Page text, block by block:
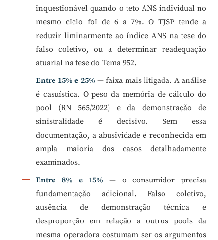
inquestionável quando o teto ANS individual no
mesmo ciclo foi de 6 a 7%. O TJSP tende a
reduzir liminarmente ao índice ANS na tese do
falso coletivo, ou a determinar readequação
atuarial na tese do Tema 952.
Entre 15% e 25% — faixa mais litigada. A análise
é casuística. O peso da memória de cálculo do
pool (RN 565/2022) e da demonstração de
sinistralidade é decisivo. Sem essa
documentação, a abusividade é reconhecida em
ampla maioria dos casos detalhadamente
examinados.
Entre 8% e 15% — o consumidor precisa
fundamentação adicional. Falso coletivo,
ausência de demonstração técnica e
desproporção em relação a outros pools da
mesma operadora costumam ser os argumentos